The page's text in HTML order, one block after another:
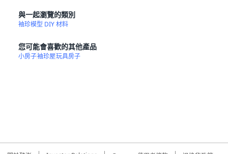
與一起瀏覽的類別
袖珍模型 DIY 材料
您可能會喜歡的其他產品
小房子袖珍屋玩具房子